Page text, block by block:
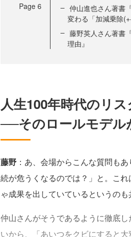
Page 6
仲山進也さん著書
変わる「加減乗除
藤野英人さん著書
理由』
人生100年時代のリ
──そのロールモデル
藤野 ：あ、会場からこんな質問も
続が危うくなるのでは？」と。こ
ゃ成果を出していているというのも
仲山さんがそうであるように徹底
いから、「あいつをクビにすると